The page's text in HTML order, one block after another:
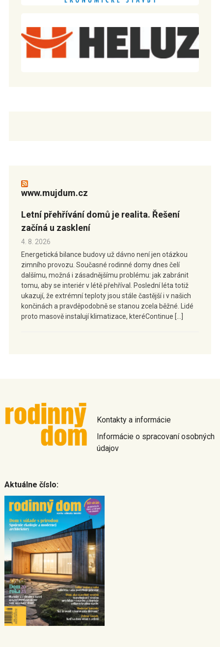
www.mujdum.cz
Letní přehřívání domů je realita. Řešení
začíná u zasklení
4. 8. 2026
Energetická bilance budovy už dávno není jen otázkou
zimního provozu. Současné rodinné domy dnes čelí
dalšímu, možná i zásadnějšímu problému: jak zabránit
tomu, aby se interiér v létě přehříval. Poslední léta totiž
ukazují, že extrémní teploty jsou stále častější i v našich
končinách a pravděpodobně se stanou zcela běžné. Lidé
proto masově instalují klimatizace, kteréContinue […]
Kontakty a informácie
Informácie o spracovaní osobných
údajov
Aktuálne číslo: